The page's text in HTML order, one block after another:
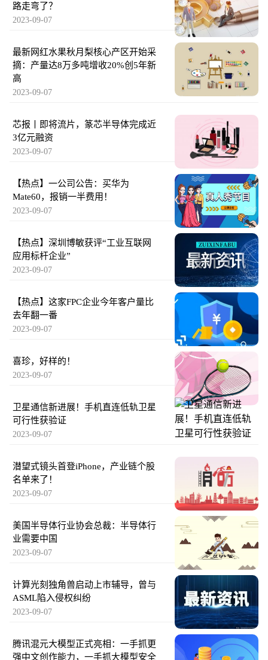
路走弯了？
2023-09-07
最新网红水果秋月梨核心产区开始采
摘：产量达8万多吨增收20%创5年新
高
2023-09-07
芯报丨即将流片，篆芯半导体完成近
3亿元融资
2023-09-07
【热点】一公司公告：买华为
Mate60，报销一半费用！
2023-09-07
【热点】深圳博敏获评“工业互联网
应用标杆企业”
2023-09-07
【热点】这家FPC企业今年客户量比
去年翻一番
2023-09-07
喜珍，好样的！
2023-09-07
卫星通信新进展！手机直连低轨卫星
可行性获验证
2023-09-07
潜望式镜头首登iPhone，产业链个股
名单来了！
2023-09-07
美国半导体行业协会总裁：半导体行
业需要中国
2023-09-07
计算光刻独角兽启动上市辅导，曾与
ASML陷入侵权纠纷
2023-09-07
腾讯混元大模型正式亮相：一手抓更
强中文创作能力，一手抓大模型安全